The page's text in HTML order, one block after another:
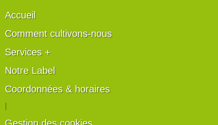
Accueil
Comment cultivons-nous
Services +
Notre Label
Coordonnées & horaires